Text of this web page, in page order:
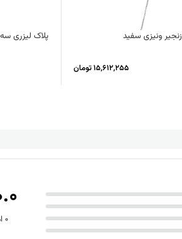
زنجیر ونیزی سفید
15,612,255 تومان
پلاک لیزری
0 امتیاز